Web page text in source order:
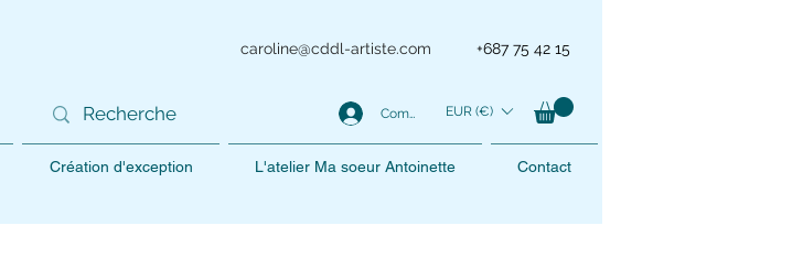
caroline@cddl-artiste.com +687 75 42 15
Compte EUR (€)
Création d'exception L'atelier Ma soeur Antoinette Contact